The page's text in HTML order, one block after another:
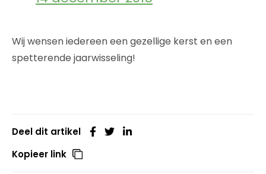
Wij wensen iedereen een gezellige kerst en een
spetterende jaarwisseling!
Deel dit artikel
Kopieer link